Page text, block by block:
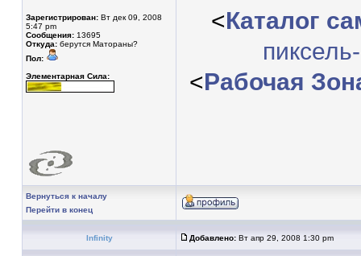
Зарегистрирован: Вт дек 09, 2008
5:47 pm
Сообщения: 13695
Откуда: берутся Матораны?
Пол:
Элементарная Сила:
<Каталог
<Рабочая
Вернуться к началу
Перейти в конец
Infinity Добавлено: Вт апр 29, 2008 1:30 pm